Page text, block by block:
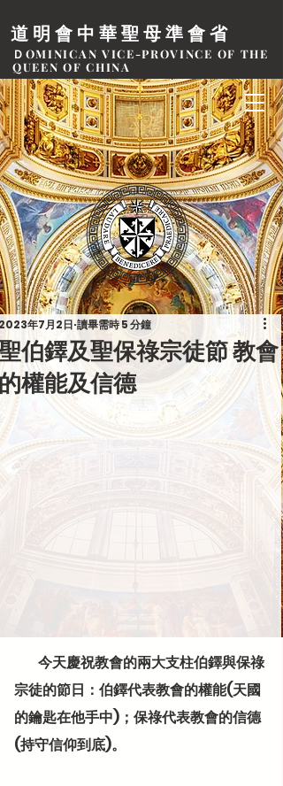
道明會中華聖母準會省
ＤOMINICAN VICE-PROVINCE OF THE
QUEEN OF CHINA
伯鐸及聖保祿宗徒節 教會
權能及信德
年7月2日 讀畢需時 5 分鐘
宗徒的節日：伯鐸代表教會的權能(天國
的鑰匙在他手中)；保祿代表教會的信德
(持守信仰到底)。